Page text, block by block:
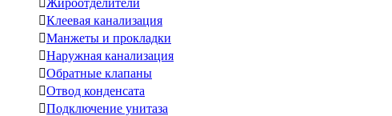
Жироотделители
Клеевая канализация
Манжеты и прокладки
Наружная канализация
Обратные клапаны
Отвод конденсата
Подключение унитаза